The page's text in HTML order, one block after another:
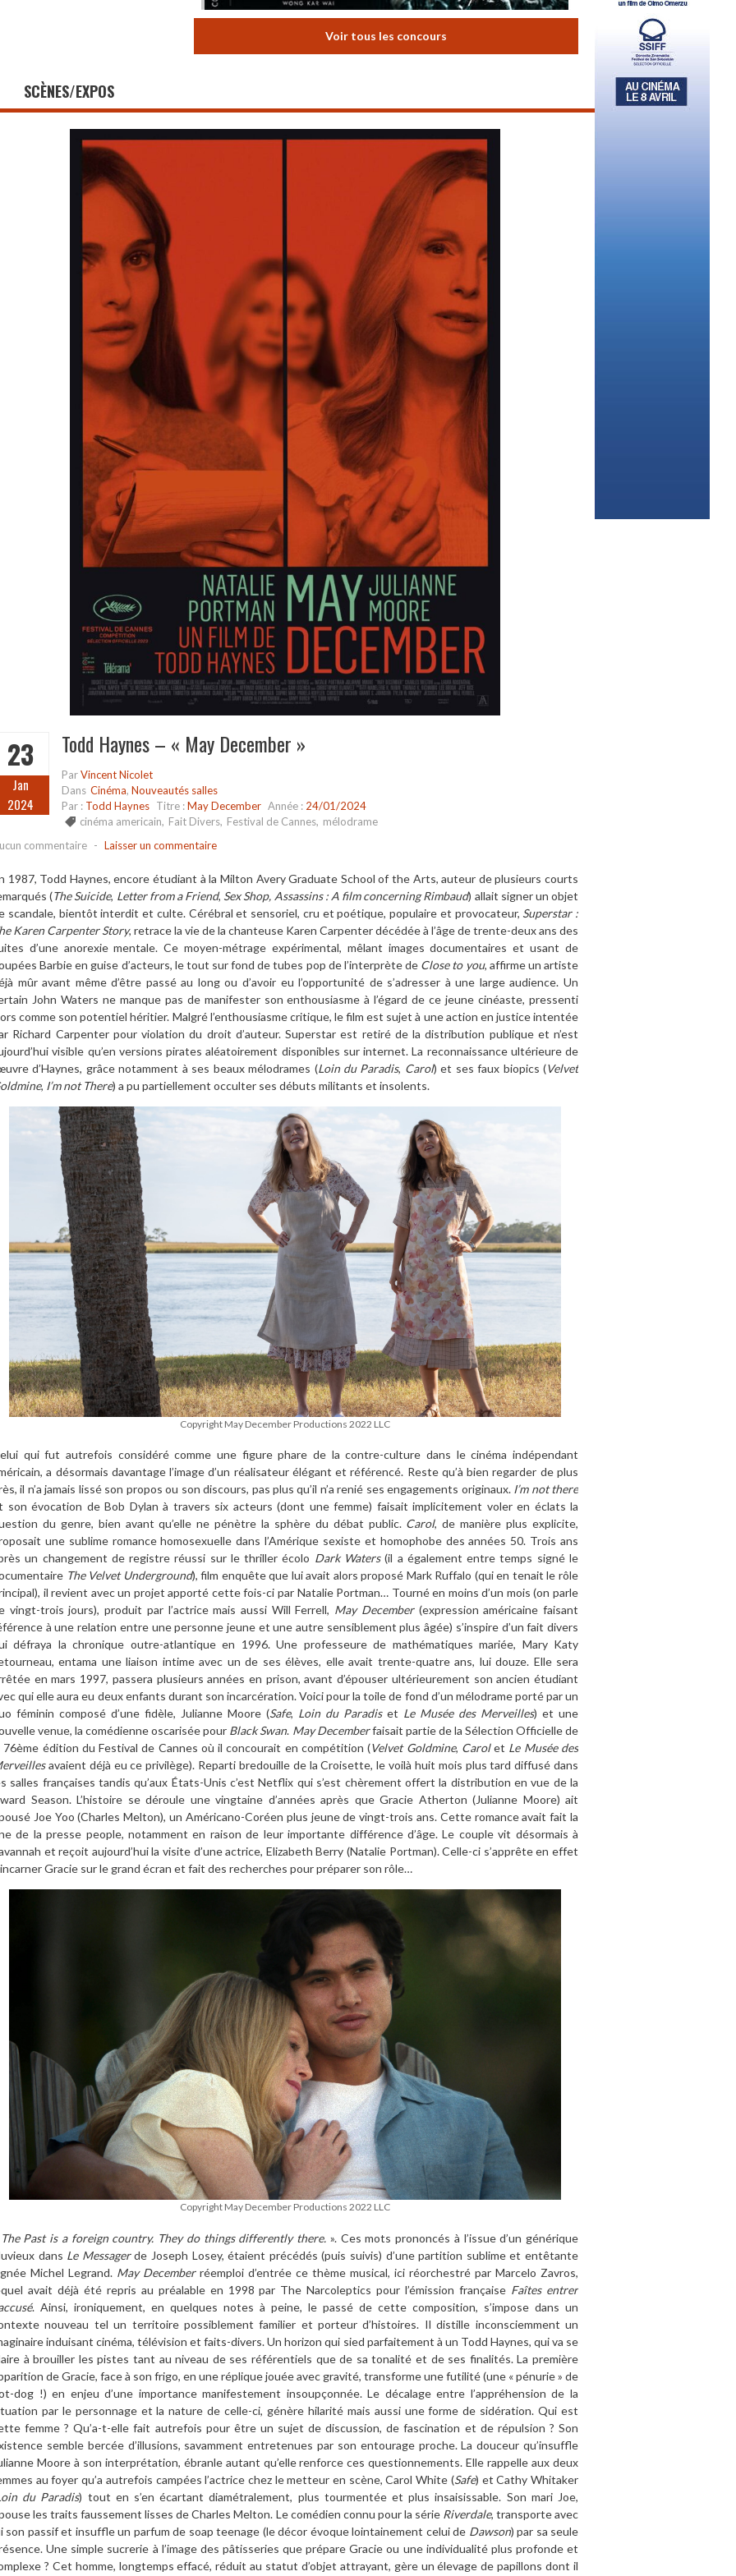
Voir tous les concours
SCÈNES/EXPOS
23
Jan
2024
Todd Haynes – « May December »
ParVincent Nicolet
Dans Cinéma, Nouveautés salles
Par : Todd Haynes Titre :May December Année : 24/01/2024
cinéma americain, Fait Divers, Festival de Cannes, mélodrame
commentaire - Laisser un commentaire
1987, Todd Haynes, encore étudiant à la Milton Avery Graduate School of the Arts, auteur de plusieurs courts
(The Suicide, Letter from a Friend, Sex Shop, Assassins : A film concerning Rimbaud) allait signer un objet
scandale, bientôt interdit et culte. Cérébral et sensoriel, cru et poétique, populaire et provocateur, Superstar :
Karen Carpenter Story, retrace la vie de la chanteuse Karen Carpenter décédée à l’âge de trente-deux ans des
d’une anorexie mentale. Ce moyen-métrage expérimental, mêlant images documentaires et usant de
Barbie en guise d’acteurs, le tout sur fond de tubes pop de l’interprète de Close to you, affirme un artiste
mûr avant même d’être passé au long ou d’avoir eu l’opportunité de s’adresser à une large audience. Un
John Waters ne manque pas de manifester son enthousiasme à l’égard de ce jeune cinéaste, pressenti
comme son potentiel héritier. Malgré l’enthousiasme critique, le film est sujet à une action en justice intentée
Richard Carpenter pour violation du droit d’auteur. Superstar est retiré de la distribution publique et n’est
visible qu’en versions pirates aléatoirement disponibles sur internet. La reconnaissance ultérieure de
d’Haynes, grâce notamment à ses beaux mélodrames (Loin du Paradis, Carol) et ses faux biopics (Velvet
, I’m not There) a pu partiellement occulter ses débuts militants et insolents.
Copyright May December Productions 2022 LLC
qui fut autrefois considéré comme une figure phare de la contre-culture dans le cinéma indépendant
a désormais davantage l’image d’un réalisateur élégant et référencé. Reste qu’à bien regarder de plus
il n’a jamais lissé son propos ou son discours, pas plus qu’il n’a renié ses engagements originaux. I’m not there
son évocation de Bob Dylan à travers six acteurs (dont une femme) faisait implicitement voler en éclats la
du genre, bien avant qu’elle ne pénètre la sphère du débat public. Carol, de manière plus explicite,
une sublime romance homosexuelle dans l’Amérique sexiste et homophobe des années 50. Trois ans
un changement de registre réussi sur le thriller écolo Dark Waters(il a également entre temps signé le
The Velvet Underground), film enquête que lui avait alors proposé Mark Ruffalo (qui en tenait le rôle
il revient avec un projet apporté cette fois-ci par Natalie Portman… Tourné en moins d’un mois (on parle
vingt-trois jours), produit par l’actrice mais aussi Will Ferrell, May December(expression américaine faisant
à une relation entre une personne jeune et une autre sensiblement plus âgée) s’inspire d’un fait divers
défraya la chronique outre-atlantique en 1996. Une professeure de mathématiques mariée, Mary Katy
entama une liaison intime avec un de ses élèves, elle avait trente-quatre ans, lui douze. Elle sera
en mars 1997, passera plusieurs années en prison, avant d’épouser ultérieurement son ancien étudiant
qui elle aura eu deux enfants durant son incarcération. Voici pour la toile de fond d’un mélodrame porté par un
féminin composé d’une fidèle, Julianne Moore (Safe, Loin du Paradiset Le Musée des Merveilles) et une
venue, la comédienne oscarisée pour Black Swan. May Decemberfaisait partie de la Sélection Officielle de
76ème édition du Festival de Cannes où il concourait en compétition (Velvet Goldmine, Carolet Le Musée des
avaient déjà eu ce privilège). Reparti bredouille de la Croisette, le voilà huit mois plus tard diffusé dans
salles françaises tandis qu’aux États-Unis c’est Netflix qui s’est chèrement offert la distribution en vue de la
Season. L’histoire se déroule une vingtaine d’années après que Gracie Atherton (Julianne Moore) ait
Joe Yoo (Charles Melton), un Américano-Coréen plus jeune de vingt-trois ans. Cette romance avait fait la
de la presse people, notamment en raison de leur importante différence d’âge. Le couple vit désormais à
et reçoit aujourd’hui la visite d’une actrice, Elizabeth Berry (Natalie Portman). Celle-ci s’apprête en effet
Gracie sur le grand écran et fait des recherches pour préparer son rôle…
Copyright May December Productions 2022 LLC
The Past is a foreign country. They do things differently there. ». Ces mots prononcés à l’issue d’un générique
dans Le Messagerde Joseph Losey, étaient précédés (puis suivis) d’une partition sublime et entêtante
Michel Legrand. May Decemberréemploi d’entrée ce thème musical, ici réorchestré par Marcelo Zavros,
avait déjà été repris au préalable en 1998 par The Narcoleptics pour l’émission française Faîtes entrer
. Ainsi, ironiquement, en quelques notes à peine, le passé de cette composition, s’impose dans un
nouveau tel un territoire possiblement familier et porteur d’histoires. Il distille inconsciemment un
induisant cinéma, télévision et faits-divers. Un horizon qui sied parfaitement à un Todd Haynes, qui va se
à brouiller les pistes tant au niveau de ses référentiels que de sa tonalité et de ses finalités. La première
de Gracie, face à son frigo, en une réplique jouée avec gravité, transforme une futilité (une « pénurie » de
dog !) en enjeu d’une importance manifestement insoupçonnée. Le décalage entre l’appréhension de la
par le personnage et la nature de celle-ci, génère hilarité mais aussi une forme de sidération. Qui est
femme ? Qu’a-t-elle fait autrefois pour être un sujet de discussion, de fascination et de répulsion ? Son
semble bercée d’illusions, savamment entretenues par son entourage proche. La douceur qu’insuffle
Moore à son interprétation, ébranle autant qu’elle renforce ces questionnements. Elle rappelle aux deux
au foyer qu’a autrefois campées l’actrice chez le metteur en scène, Carol White (Safe) et Cathy Whitaker
du Paradis) tout en s’en écartant diamétralement, plus tourmentée et plus insaisissable. Son mari Joe,
les traits faussement lisses de Charles Melton. Le comédien connu pour la série Riverdale, transporte avec
son passif et insuffle un parfum de soap teenage (le décor évoque lointainement celui de Dawson) par sa seule
Une simple sucrerie à l’image des pâtisseries que prépare Gracie ou une individualité plus profonde et
? Cet homme, longtemps effacé, réduit au statut d’objet attrayant, gère un élevage de papillons dont il